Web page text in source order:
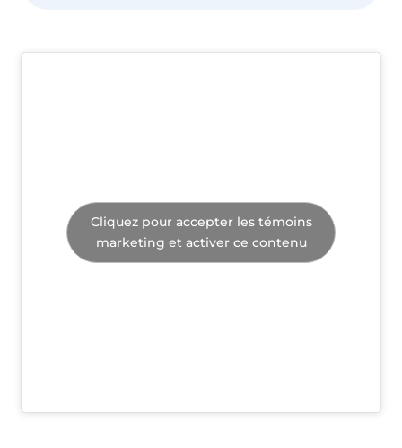
Cliquez pour accepter les témoins
marketing et activer ce contenu